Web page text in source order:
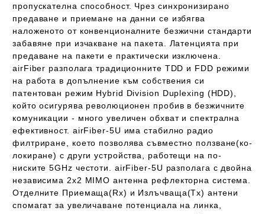
пропускателна способност. Чрез синхронизирано
предаване и приемане на данни се избягва
наложеното от конвенционалните безжични стандарти
забавяне при изчакване на пакета. Латенцията при
предаване на пакети е практически изключена.
airFiber разполага традиционните TDD и FDD режими
на работа в допълнение към собствения си
патентован режим Hybrid Division Duplexing (HDD),
който осигурява революционен пробив в безжичните
комуникации - много увеличен обхват и спектрална
ефективност. airFiber-5U има стабилно радио
филтриране, което позволява съвместно ползване(ко-
локиране) с други устройства, работещи на по-
ниските 5GHz честоти. airFiber-5U разполага с двойна
независима 2x2 MIMO антенна рефлекторна система.
Отделните Приемаща(Rx) и Излъчваща(Tx) антени
спомагат за увеличаване потенциала на линка,